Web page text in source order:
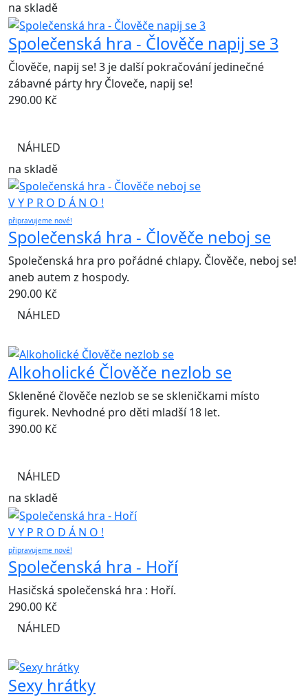
na skladě
Společenská hra - Člověče napij se 3
Člověče, napij se! 3 je další pokračování jedinečné
zábavné párty hry Človeče, napij se!
290.00 Kč
NÁHLED
na skladě
V Y P R O D Á N O !
připravujeme nové!
Společenská hra - Člověče neboj se
Společenská hra pro pořádné chlapy. Člověče, neboj se!
aneb autem z hospody.
290.00 Kč
NÁHLED
Alkoholické Člověče nezlob se
Skleněné člověče nezlob se se skleničkami místo
figurek. Nevhodné pro děti mladší 18 let.
390.00 Kč
NÁHLED
na skladě
V Y P R O D Á N O !
připravujeme nové!
Společenská hra - Hoří
Hasičská společenská hra : Hoří.
290.00 Kč
NÁHLED
Sexy hrátky